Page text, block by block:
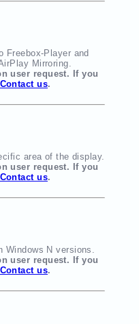
Freebox-Player and
Mirroring.
user request. If you
Contact us.
area of the display.
user request. If you
Contact us.
N versions.
user request. If you
Contact us.